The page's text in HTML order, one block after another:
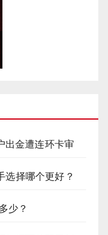
出金遭连环卡审
选择哪个更好？
少？